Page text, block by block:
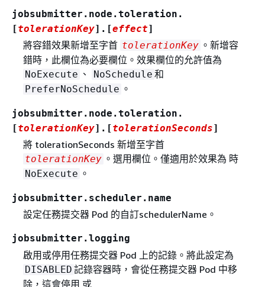
jobsubmitter.node.toleration.
[tolerationKey].[effect]
將容錯效果新增至字首 tolerationKey 。新增容
錯時，此欄位為必要欄位。效果欄位的允許值為
NoExecute 、 NoSchedule 和
PreferNoSchedule 。
jobsubmitter.node.toleration.
[tolerationKey].[tolerationSeconds]
將 tolerationSeconds 新增至字首
tolerationKey 。選用欄位。僅適用於效果為 時
NoExecute 。
jobsubmitter.scheduler.name
設定任務提交器 Pod 的自訂schedulerName。
jobsubmitter.logging
啟用或停用任務提交器 Pod 上的記錄。將此設定為
DISABLED 記錄容器時，會從任務提交器 Pod 中移
除，這會停用 或